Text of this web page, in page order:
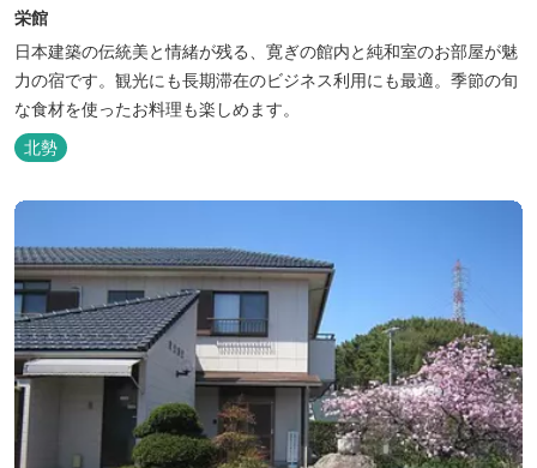
栄館
日本建築の伝統美と情緒が残る、寛ぎの館内と純和室のお部屋が魅
力の宿です。観光にも長期滞在のビジネス利用にも最適。季節の旬
な食材を使ったお料理も楽しめます。
北勢